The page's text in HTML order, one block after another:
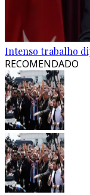
Intenso trabalho
RECOMENDADO